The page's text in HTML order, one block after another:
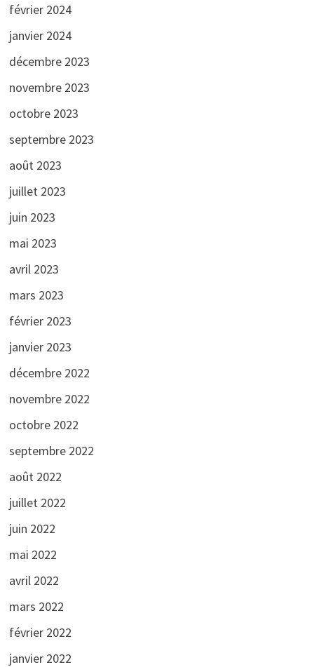
février 2024
janvier 2024
décembre 2023
novembre 2023
octobre 2023
septembre 2023
août 2023
juillet 2023
juin 2023
mai 2023
avril 2023
mars 2023
février 2023
janvier 2023
décembre 2022
novembre 2022
octobre 2022
septembre 2022
août 2022
juillet 2022
juin 2022
mai 2022
avril 2022
mars 2022
février 2022
janvier 2022